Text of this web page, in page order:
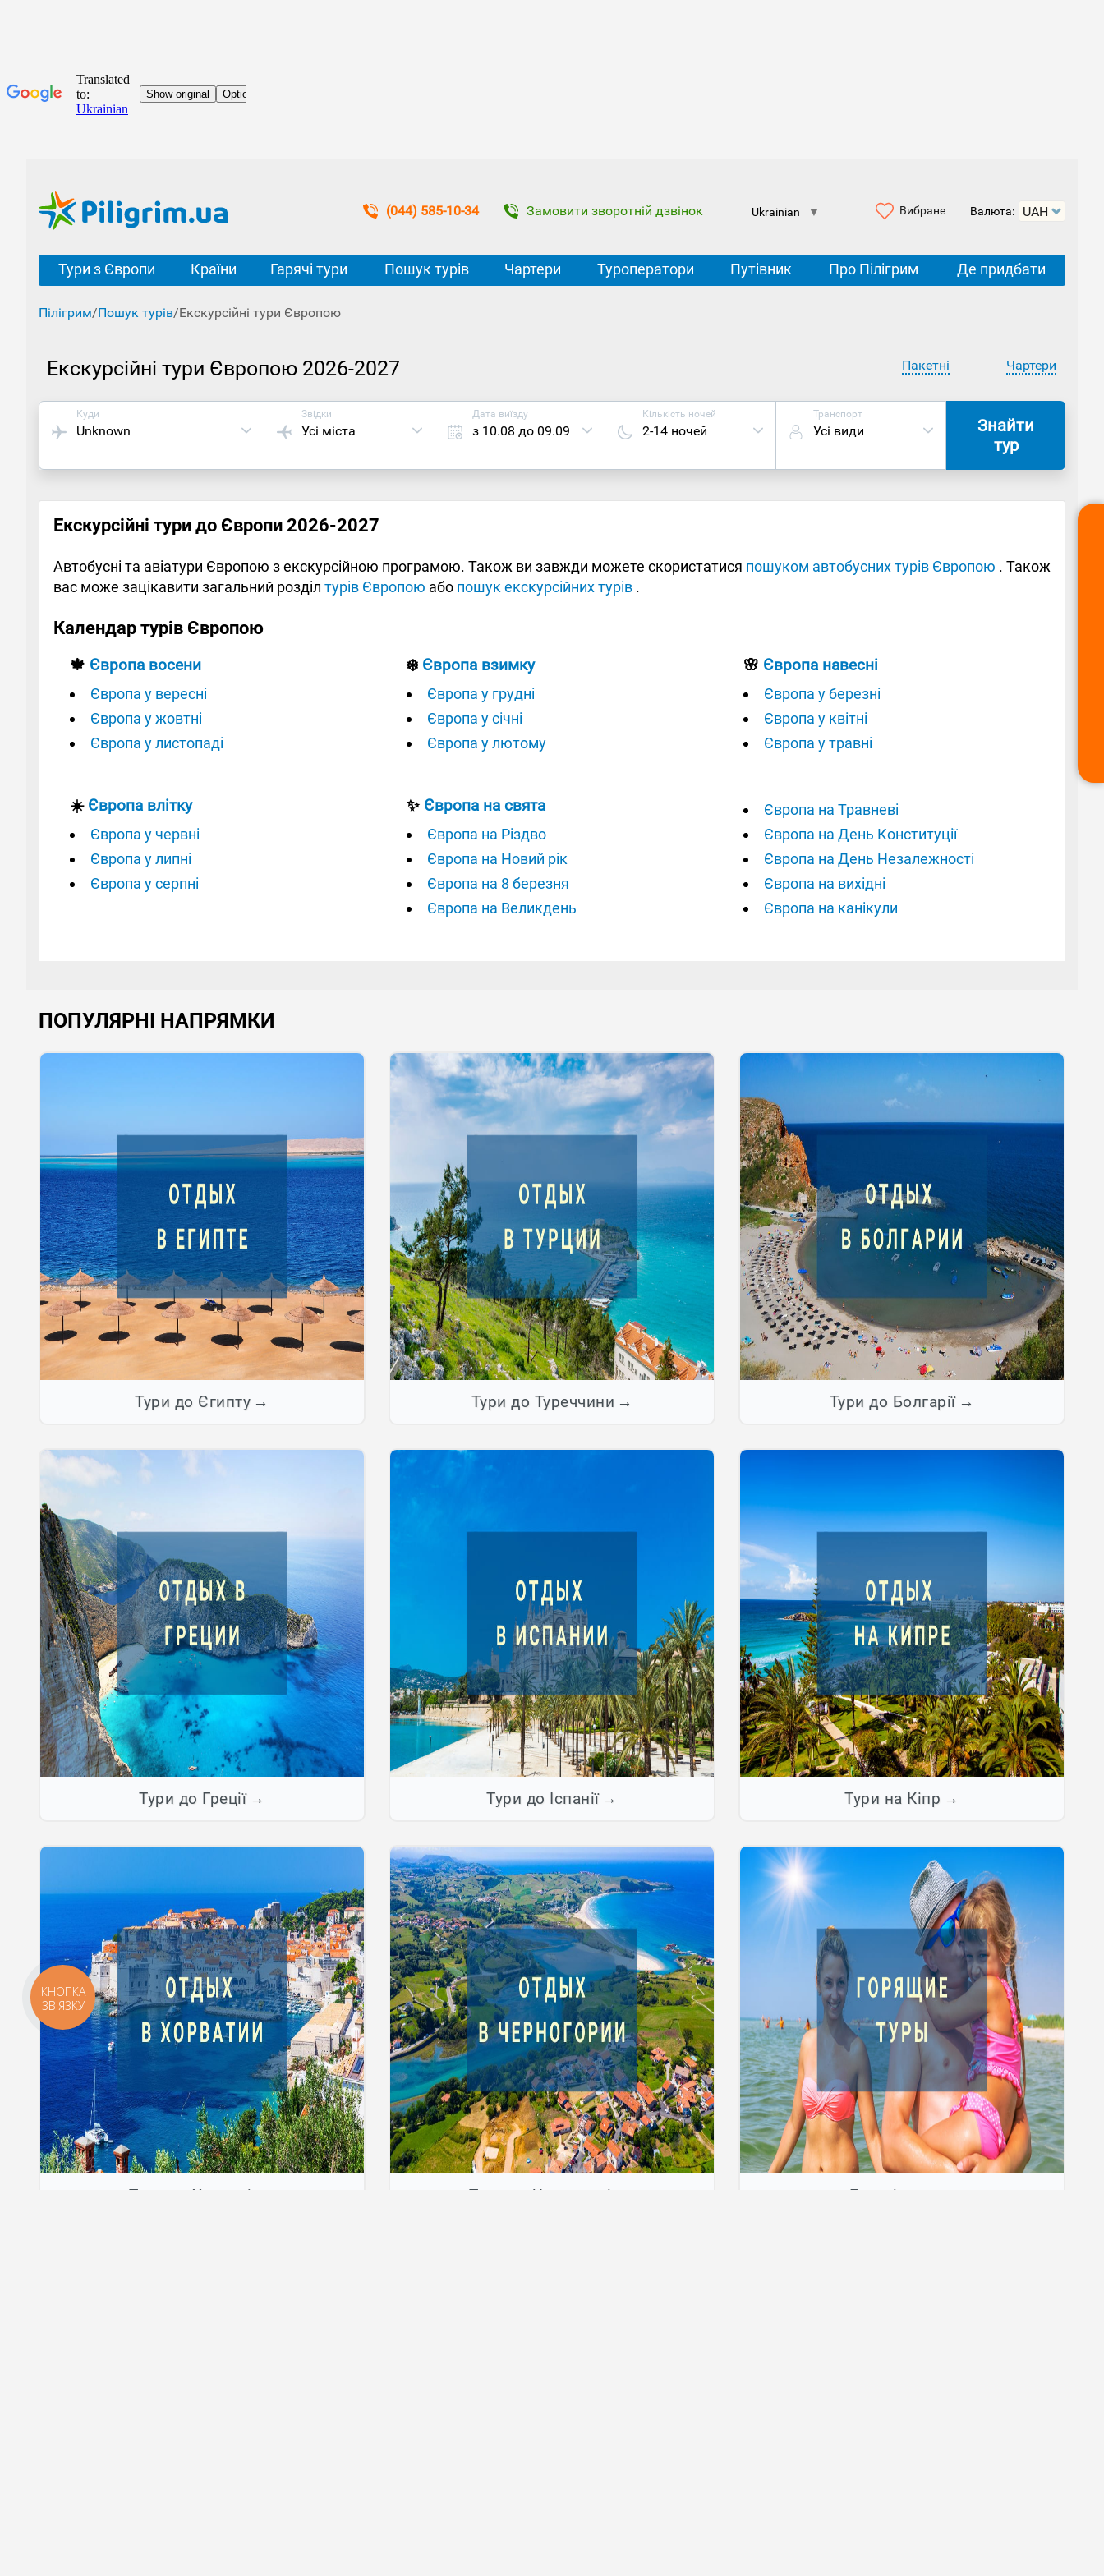
(044) 585-10-34 Замовити зворотній дзвінок Ukrainian ▼ Вибране Валюта:
Тури з Європи Країни Гарячі тури Пошук турів Чартери Туроператори Путівник Про Пілігрим Де придбати
Пілігрим/Пошук турів/Екскурсійні тури Європою
Екскурсійні тури Європою 2026-2027 Пакетні Чартери
Куди
Unknown
Звідки
Усі міста
Дата виїзду
з 10.08 до 09.09
Кількість ночей
2-14 ночей
Транспорт
Усі види
Знайти
тур
Екскурсійні тури до Європи 2026-2027
Автобусні та авіатури Європою з екскурсійною програмою. Також ви завжди можете скористатися пошуком автобусних турів Європою . Також
вас може зацікавити загальний розділ турів Європою або пошук екскурсійних турів .
Календар турів Європою
🍁 Європа восени
Європа у вересні
Європа у жовтні
Європа у листопаді
❄️ Європа взимку
Європа у грудні
Європа у січні
Європа у лютому
🌸 Європа навесні
Європа у березні
Європа у квітні
Європа у травні
☀️ Європа влітку
Європа у червні
Європа у липні
Європа у серпні
✨ Європа на свята
Європа на Різдво
Європа на Новий рік
Європа на 8 березня
Європа на Великдень
Європа на Травневі
Європа на День Конституції
Європа на День Незалежності
Європа на вихідні
Європа на канікули
ПОПУЛЯРНІ НАПРЯМКИ
Тури до Єгипту Тури до Туреччини Тури до Болгарії
Тури до Греції Тури до Іспанії Тури на Кіпр
Тури до Хорватії Тури до Чорногорії Гарячі тури
КНОПКА
ЗВ'ЯЗКУ